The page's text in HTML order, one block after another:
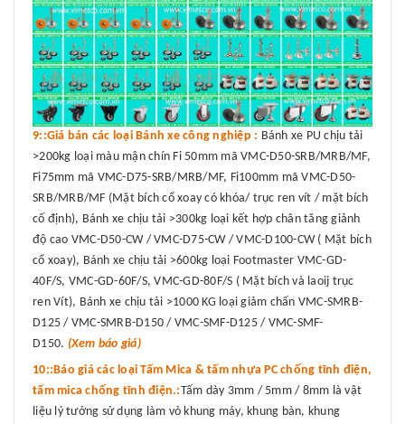
9::Giá bán các loại Bánh xe công nghiệp : Bánh xe PU chịu tải
>200kg loại màu mận chín Fi 50mm mã VMC-D50-SRB/MRB/MF,
Fi75mm mã VMC-D75-SRB/MRB/MF, Fi100mm mã VMC-D50-
SRB/MRB/MF (Mặt bích cổ xoay có khóa/ trục ren vít / mặt bích
cố định), Bánh xe chịu tải >300kg loại kết hợp chân tăng giảnh
độ cao VMC-D50-CW / VMC-D75-CW / VMC-D100-CW ( Mặt bích
cổ xoay), Bánh xe chịu tải >600kg loại Footmaster VMC-GD-
40F/S, VMC-GD-60F/S, VMC-GD-80F/S ( Mặt bích và laoij trục
ren Vít), Bánh xe chịu tải >1000 KG loại giảm chấn VMC-SMRB-
D125 / VMC-SMRB-D150 / VMC-SMF-D125 / VMC-SMF-
D150. (Xem báo giá)
10::Báo giá các loại Tấm Mica & tấm nhựa PC chống tĩnh điện,
tấm mica chống tĩnh điện.:Tấm dày 3mm / 5mm / 8mm là vật
liệu lý tưởng sử dụng làm vỏ khung máy, khung bàn, khung